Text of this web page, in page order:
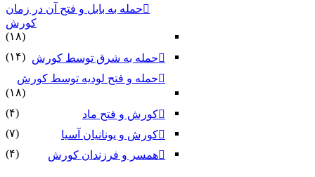
حمله به بابل و فتح آن در زمان
کورش
(۱۸)
حمله به شرق توسط کورش (۱۴)
حمله و فتح لودیه توسط کورش
(۱۸)
کورش و فتح ماد
(۴)
کورش و یونانیان آسیا
(۷)
همسر و فرزندان کورش
(۴)